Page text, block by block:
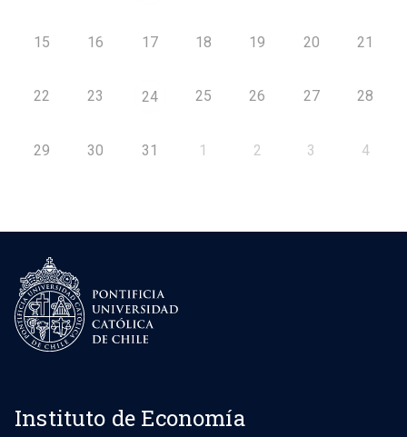
15 16 17 18 19 20 21
22 23 24 25 26 27 28
29 30 31 1 2 3 4
Instituto de Economía